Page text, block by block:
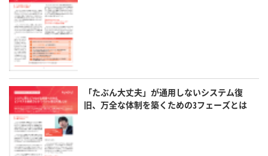
「たぶん大丈夫」が通用しないシステム復
旧、万全な体制を築くための3フェーズとは